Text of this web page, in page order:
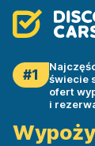
#1
świecie
ofert
i